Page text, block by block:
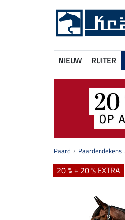
NIEUW RUITER
Paard Paardendekens
20 % + 20 % EXTRA